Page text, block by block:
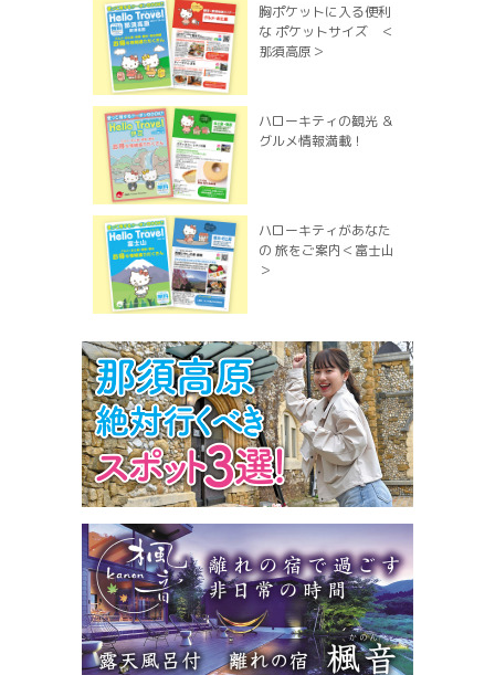
胸ポケットに入る便利
な ポケットサイズ ＜
那須高原＞
ハローキティの観光 ＆
グルメ情報満載！
ハローキティがあなた
の 旅をご案内＜富士山
＞